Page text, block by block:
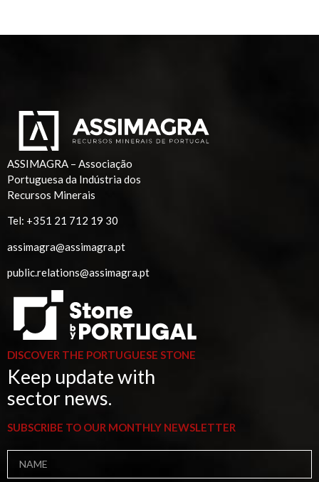
ASSIMAGRA – Associação
Portuguesa da Indústria dos
Recursos Minerais
Tel: +351 21 712 19 30
assimagra@assimagra.pt
public.relations@assimagra.pt
DISCOVER THE PORTUGUESE STONE
Keep update with
sector news.
SUBSCRIBE TO OUR MONTHLY NEWSLETTER